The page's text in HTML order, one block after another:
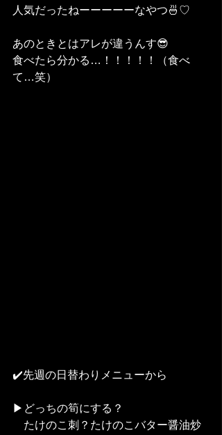
人気だったねーーーーーなやつ🍜♡
あのときとはアレが違うんす😎
食べたら分かる…！！！！！（食べ
て…笑）
✔️先週の日替わりメニューから
▶︎どっちの筍にする？
たけのこ刺？たけのこバター醤油炒